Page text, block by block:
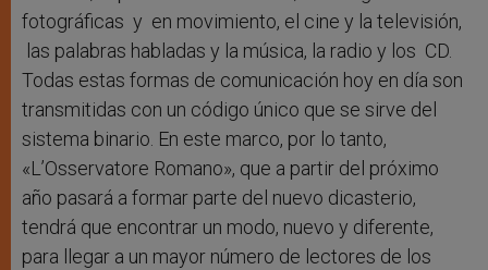
fotográficas y en movimiento, el cine y la televisión,
las palabras habladas y la música, la radio y los CD.
Todas estas formas de comunicación hoy en día son
transmitidas con un código único que se sirve del
sistema binario. En este marco, por lo tanto,
«L’Osservatore Romano», que a partir del próximo
año pasará a formar parte del nuevo dicasterio,
tendrá que encontrar un modo, nuevo y diferente,
para llegar a un mayor número de lectores de los